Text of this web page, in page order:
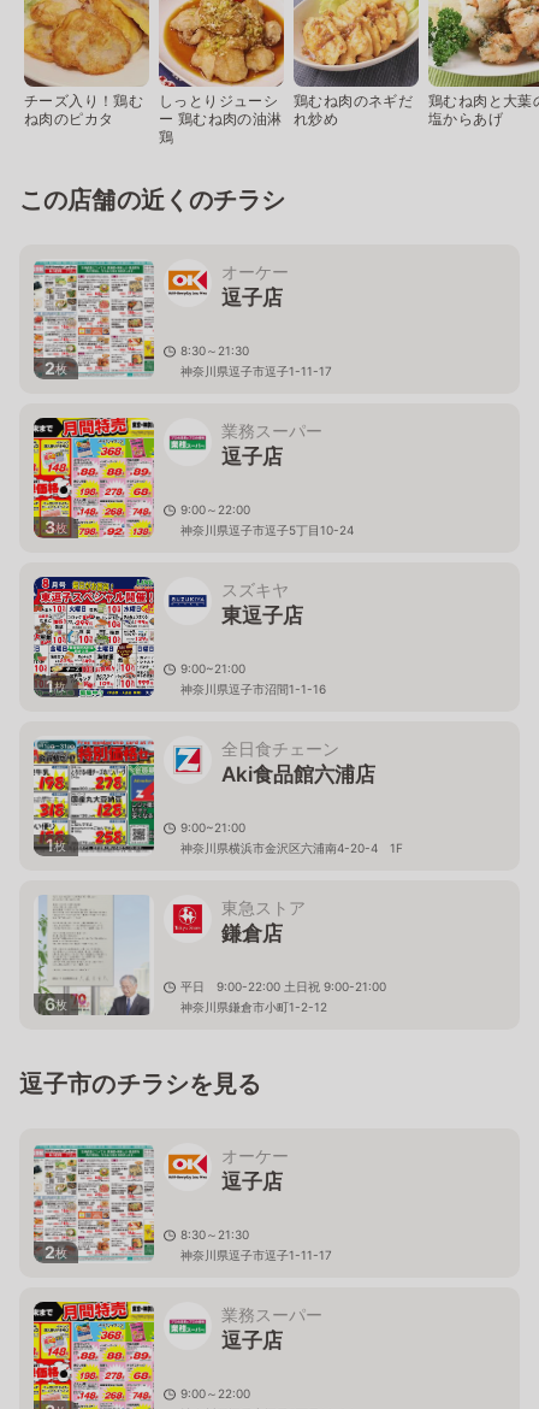
チーズ入り！鶏む
ね肉のピカタ
しっとりジューシ
ー 鶏むね肉の油淋
鶏
鶏むね肉のネギだ
れ炒め
鶏むね肉と大葉
塩からあげ
この店舗の近くのチラシ
2枚
オーケー
逗子店
8:30～21:30
神奈川県逗子市逗子1-11-17
3枚
業務スーパー
逗子店
9:00～22:00
神奈川県逗子市逗子5丁目10-24
1枚
スズキヤ
東逗子店
9:00~21:00
神奈川県逗子市沼間1-1-16
1枚
全日食チェーン
Aki食品館六浦店
9:00~21:00
神奈川県横浜市金沢区六浦南4-20-4 1F
6枚
東急ストア
鎌倉店
平日 9:00-22:00 土日祝 9:00-21:00
神奈川県鎌倉市小町1-2-12
逗子市のチラシを見る
2枚
オーケー
逗子店
8:30～21:30
神奈川県逗子市逗子1-11-17
業務スーパー
逗子店
9:00～22:00